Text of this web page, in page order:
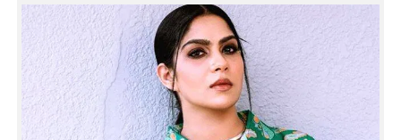
LIFESTYLE
SPIRITUAL
INFO+